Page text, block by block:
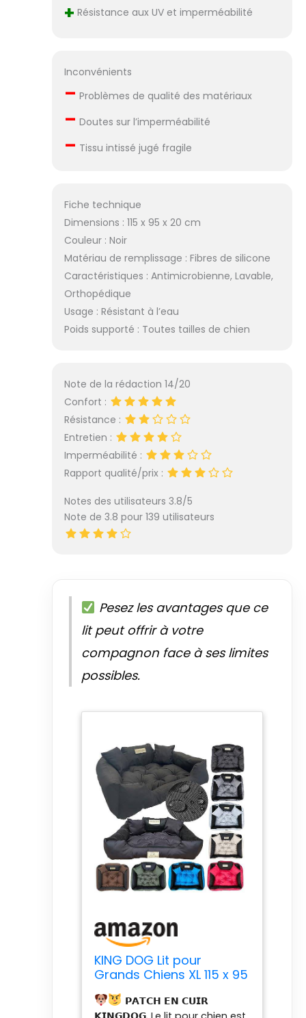
+ Résistance aux UV et imperméabilité
Inconvénients
– Problèmes de qualité des matériaux
– Doutes sur l’imperméabilité
– Tissu intissé jugé fragile
Fiche technique
Dimensions : 115 x 95 x 20 cm
Couleur : Noir
Matériau de remplissage : Fibres de silicone
Caractéristiques : Antimicrobienne, Lavable,
Orthopédique
Usage : Résistant à l’eau
Poids supporté : Toutes tailles de chien
Note de la rédaction 14/20
Confort :
Résistance :
Entretien :
Imperméabilité :
Rapport qualité/prix :
Notes des utilisateurs 3.8/5
Note de 3.8 pour 139 utilisateurs
Pesez les avantages que ce
lit peut offrir à votre
compagnon face à ses limites
possibles.
KING DOG Lit pour
Grands Chiens XL 115 x 95
cm Coussin
Imperméable Lavable
𝗣𝗔𝗧𝗖𝗛 𝗘𝗡 𝗖𝗨𝗜𝗥